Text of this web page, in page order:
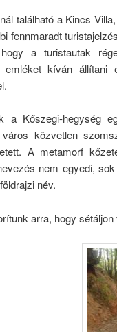
található a Kincs
fennmaradt
a turistautak
emléket kíván
a Kőszegi-hegység
város közvetlen
A metamorf
nem egyedi,
név.
arra, hogy